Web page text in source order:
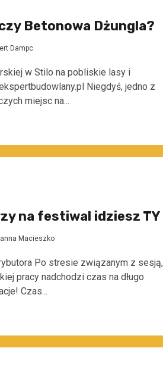
Betonowa Dżungla?
Dampc
w Stilo na pobliskie lasy i
Niegdyś, jedno z
miejsc na...
na festiwal idziesz TY
Macieszko
Po stresie związanym z sesją,
pracy nadchodzi czas na długo
Czas...